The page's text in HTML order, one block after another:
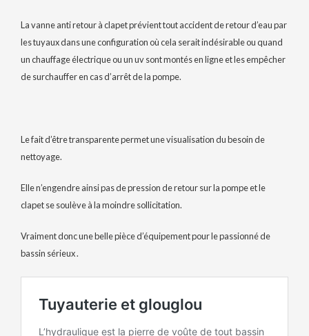
La vanne anti retour à clapet prévient tout accident de retour d’eau par
les tuyaux dans une configuration où cela serait indésirable ou quand
un chauffage électrique ou un uv sont montés en ligne et les empêcher
de surchauffer en cas d’arrêt de la pompe.
Le fait d’être transparente permet une visualisation du besoin de
nettoyage.
Elle n’engendre ainsi pas de pression de retour sur la pompe et le
clapet se soulève à la moindre sollicitation.
Vraiment donc une belle pièce d’équipement pour le passionné de
bassin sérieux .